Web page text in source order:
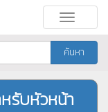
Toggle
ค้นหา
รับหัวหน้า